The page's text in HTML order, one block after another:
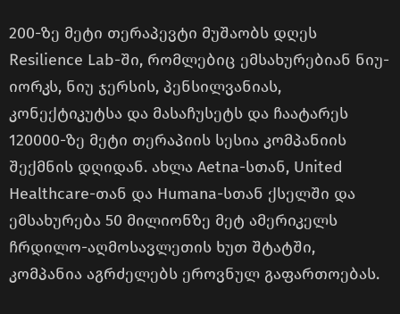
200-ზე მეტი თერაპევტი მუშაობს დღეს
Resilience Lab-ში, რომლებიც ემსახურებიან ნიუ-
იორკს, ნიუ ჯერსის, პენსილვანიას,
კონექტიკუტსა და მასაჩუსეტს და ჩაატარეს
120000-ზე მეტი თერაპიის სესია კომპანიის
შექმნის დღიდან. ახლა Aetna-სთან, United
Healthcare-თან და Humana-სთან ქსელში და
ემსახურება 50 მილიონზე მეტ ამერიკელს
ჩრდილო-აღმოსავლეთის ხუთ შტატში,
კომპანია აგრძელებს ეროვნულ გაფართოებას.